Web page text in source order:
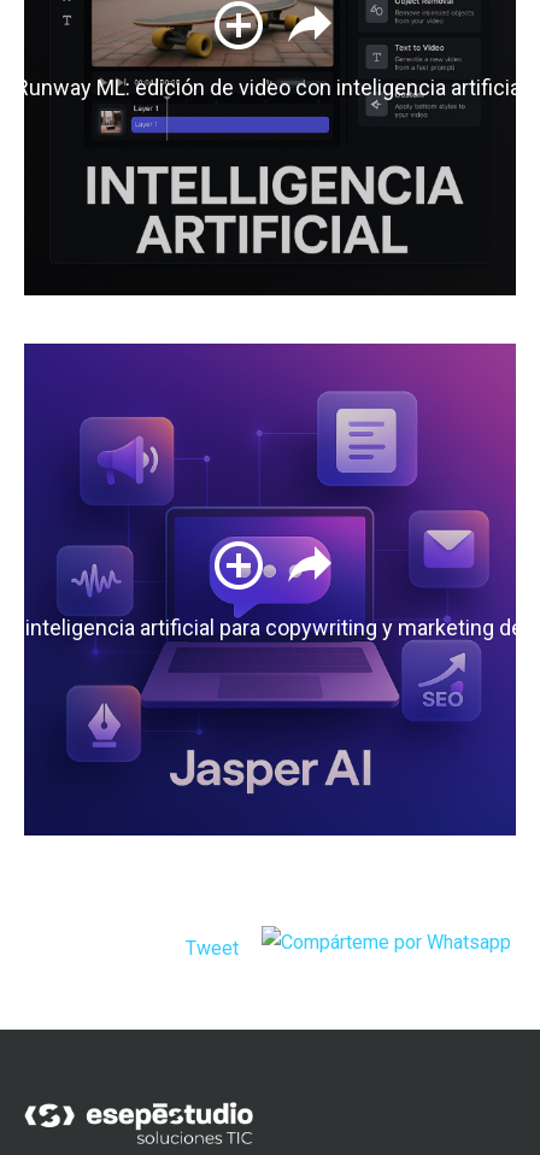
Runway ML: edición de video con inteligencia artificial
la inteligencia artificial para copywriting y marketing de
Tweet